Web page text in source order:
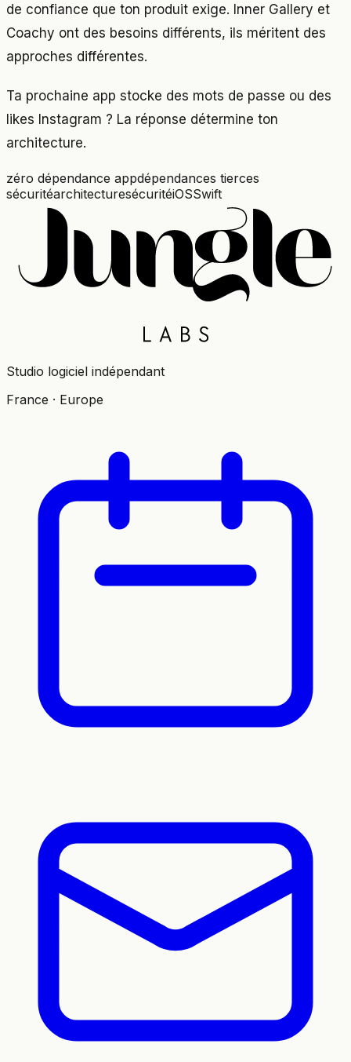
de confiance que ton produit exige. Inner Gallery et
Coachy ont des besoins différents, ils méritent des
approches différentes.
Ta prochaine app stocke des mots de passe ou des
likes Instagram ? La réponse détermine ton
architecture.
zéro dépendance appdépendances tierces
sécuritéarchitecturesécuritéiOSSwift
Studio logiciel indépendant
France · Europe